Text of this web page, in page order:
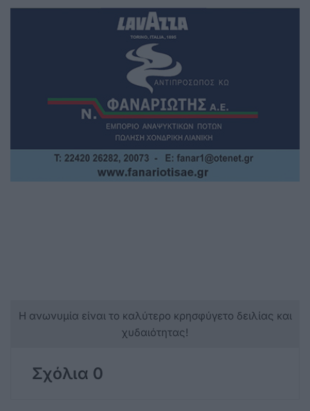
Η ανωνυμία είναι το καλύτερο κρησφύγετο δειλίας και
χυδαιότητας!
Σχόλια 0